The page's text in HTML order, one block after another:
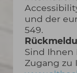
und der
549.
Sind
Zugang zu